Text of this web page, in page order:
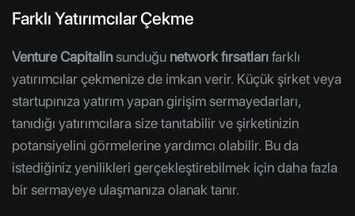
Farklı Yatırımcılar Çekme
Venture Capitalinsunduğu network fırsatlarıfarklı
yatırımcılar çekmenize de imkan verir. Küçük şirket veya
startupınıza yatırım yapan girişim sermayedarları,
tanıdığı yatırımcılara size tanıtabilir ve şirketinizin
potansiyelini görmelerine yardımcı olabilir. Bu da
istediğiniz yenilikleri gerçekleştirebilmek için daha fazla
bir sermayeye ulaşmanıza olanak tanır.